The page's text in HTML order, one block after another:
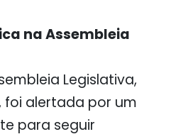
na Assembleia
Legislativa,
foi alertada por um
para seguir